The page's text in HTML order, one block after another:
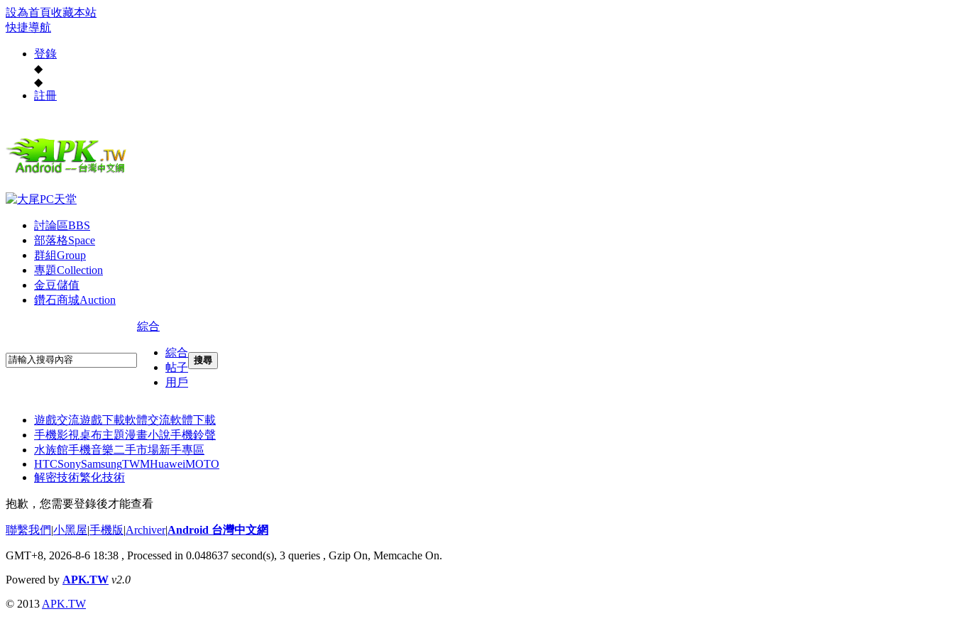
設為首頁收藏本站
快捷導航
登錄
◆
◆
註冊
討論區BBS
部落格Space
群組Group
專題Collection
金豆儲值
鑽石商城Auction
綜合
綜合
帖子
用戶
搜尋
遊戲交流遊戲下載軟體交流軟體下載
手機影視桌布主題漫畫小說手機鈴聲
水族館手機音樂二手市場新手專區
HTCSonySamsungTWMHuaweiMOTO
解密技術繁化技術
抱歉，您需要登錄後才能查看
聯繫我們|小黑屋|手機版|Archiver|Android 台灣中文網
GMT+8, 2026-8-6 18:38 , Processed in 0.048637 second(s), 3 queries , Gzip On, Memcache On.
Powered by APK.TW v2.0
© 2013 APK.TW